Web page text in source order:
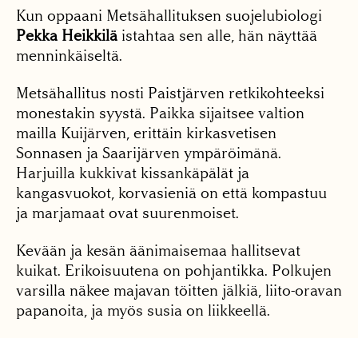
Kun oppaani Metsähallituksen suojelubiologi
Pekka Heikkilä istahtaa sen alle, hän näyttää
menninkäiseltä.
Metsähallitus nosti Paistjärven retkikohteeksi
monestakin syystä. Paikka sijaitsee valtion
mailla Kuijärven, erittäin kirkasvetisen
Sonnasen ja Saarijärven ympäröimänä.
Harjuilla kukkivat kissankäpälät ja
kangasvuokot, korvasieniä on että kompastuu
ja marjamaat ovat suurenmoiset.
Kevään ja kesän äänimaisemaa hallitsevat
kuikat. Erikoisuutena on pohjantikka. Polkujen
varsilla näkee majavan töitten jälkiä, liito-oravan
papanoita, ja myös susia on liikkeellä.